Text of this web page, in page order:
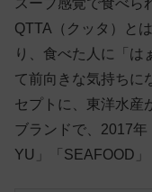
スープ感覚で食べら
QTTA（クッタ）と
り、食べた人に「は
て前向きな気持ちに
セプトに、東洋水産
ブランドで、2017
YU」「SEAFOOD」